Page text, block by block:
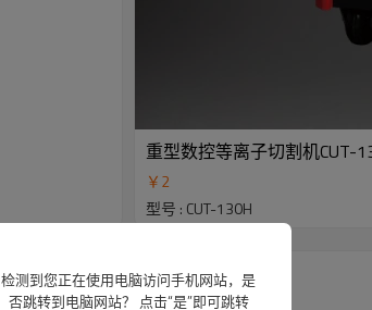
重型数控等离子切割机CUT-
￥2
型号 : CUT-130H
检测到您正在使用电脑访问手机网站，是
否跳转到电脑网站？ 点击“是”即可跳转